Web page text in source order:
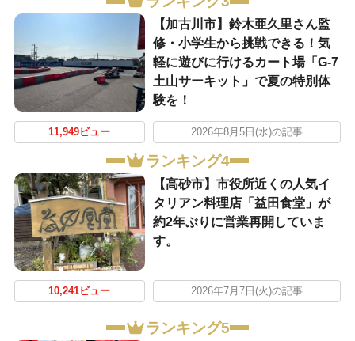
【加古川市】鈴木亜久里さん監
修・小学生から挑戦できる！気
軽に遊びに行けるカート場「G-7
土山サーキット」で夏の特別体
験を！
11,949ビュー 2026年8月5日(水)の記事
ランキング4
【高砂市】市役所近くの人気イ
タリアン料理店「益田食堂」が
約2年ぶりに営業再開していま
す。
10,241ビュー 2026年7月7日(火)の記事
ランキング5